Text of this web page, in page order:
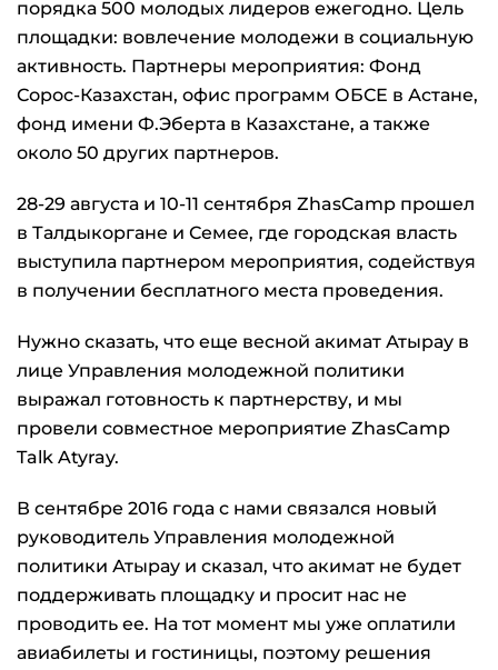
порядка 500 молодых лидеров ежегодно. Цель
площадки: вовлечение молодежи в социальную
активность. Партнеры мероприятия: Фонд
Сорос-Казахстан, офис программ ОБСЕ в Астане,
фонд имени Ф.Эберта в Казахстане, а также
около 50 других партнеров.
28-29 августа и 10-11 сентября ZhasCamp прошел
в Талдыкоргане и Семее, где городская власть
выступила партнером мероприятия, содействуя
в получении бесплатного места проведения.
Нужно сказать, что еще весной акимат Атырау в
лице Управления молодежной политики
выражал готовность к партнерству, и мы
провели совместное мероприятие ZhasCamp
Talk Atyray.
В сентябре 2016 года с нами связался новый
руководитель Управления молодежной
политики Атырау и сказал, что акимат не будет
поддерживать площадку и просит нас не
проводить ее. На тот момент мы уже оплатили
авиабилеты и гостиницы, поэтому решения